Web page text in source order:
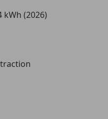
kWh (2026)